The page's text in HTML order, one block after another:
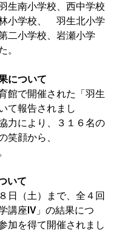
生南小学校、西中学校
小学校、 羽生北小学
二小学校、岩瀬小学
。
について
館で開催された「羽生
て報告されまし
力により、３１６名の
笑顔から、
いて
日（土）まで、全４回
講座Ⅳ」の結果につ
加を得て開催されまし